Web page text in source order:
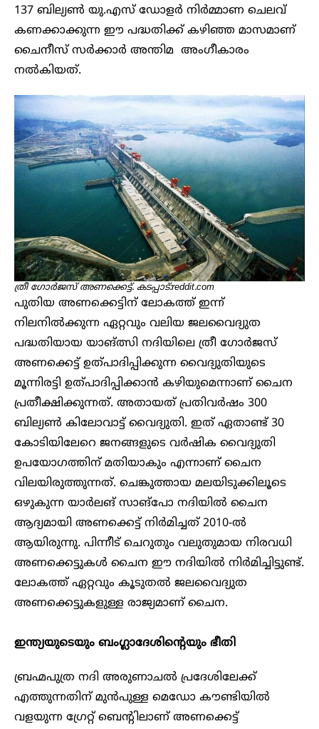
137 ബില്യൺ യു.എസ് ഡോളർ നിർമ്മാണ ചെലവ്
കണക്കാക്കുന്ന ഈ പദ്ധതിക്ക് കഴിഞ്ഞ മാസമാണ്
ചൈനീസ് സർക്കാർ അന്തിമ അംഗീകാരം
നൽകിയത്.
ത്രീ ഗോര്‍ജസ് അണക്കെട്ട്. കടപ്പാട്:reddit.com
പുതിയ അണക്കെട്ടിന് ലോകത്ത് ഇന്ന്
നിലനിൽക്കുന്ന ഏറ്റവും വലിയ ജലവൈദ്യുത
പദ്ധതിയായ യാങ്ത്സി നദിയിലെ ത്രീ ഗോര്‍ജസ്
അണക്കെട്ട് ഉത്പാദിപ്പിക്കുന്ന വൈദ്യുതിയുടെ
മൂന്നിരട്ടി ഉത്പാദിപ്പിക്കാൻ കഴിയുമെന്നാണ് ചൈന
പ്രതീക്ഷിക്കുന്നത്. അതായത് പ്രതിവർഷം 300
ബില്യൺ കിലോവാട്ട് വൈദ്യുതി. ഇത് ഏതാണ്ട് 30
കോടിയിലേറെ ജനങ്ങളുടെ വർഷിക വൈദ്യുതി
ഉപയോഗത്തിന് മതിയാകും എന്നാണ് ചൈന
വിലയിരുത്തുന്നത്. ചെങ്കുത്തായ മലയിടുക്കിലൂടെ
ഒഴുകുന്ന യാര്‍ലങ് സാങ്‌പോ നദിയില്‍ ചൈന
ആദ്യമായി അണക്കെട്ട് നിര്‍മിച്ചത്‌ 2010-ല്‍
ആയിരുന്നു. പിന്നീട് ചെറുതും വലുതുമായ നിരവധി
അണക്കെട്ടുകള്‍ ചൈന ഈ നദിയില്‍ നിര്‍മിച്ചിട്ടുണ്ട്.
ലോകത്ത് ഏറ്റവും കൂടുതല്‍ ജലവൈദ്യുത
അണക്കെട്ടുകളുള്ള രാജ്യമാണ് ചൈന.
ഇന്ത്യയുടെയും ബംഗ്ലാദേശിന്റെയും ഭീതി
ബ്രഹ്മപുത്ര നദി അരുണാചൽ പ്രദേശിലേക്ക്
എത്തുന്നതിന് മുൻപുള്ള മെഡോ കൗണ്ടിയിൽ
വളയുന്ന ഗ്രേറ്റ് ബെന്റിലാണ് അണക്കെട്ട്